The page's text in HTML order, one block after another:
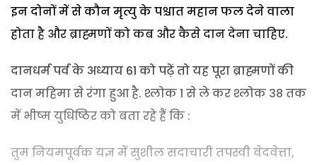
इन दोनों में से कौन मृत्यु के पश्चात महान फल देने वाला
होता है और ब्राह्मणों को कब और कैसे दान देना चाहिए.
दानधर्म पर्व के अध्याय 61 को पढ़ें तो यह पूरा ब्राह्मणों की
दान महिमा से रंगा हुआ है. श्लोक 1 से ले कर श्लोक 38 तक
में भीष्म युधिष्ठिर को बता रहे हैं कि :
तुम नियमपूर्वक यज्ञ में सुशील सदाचारी तपस्वी वेदवेत्ता,